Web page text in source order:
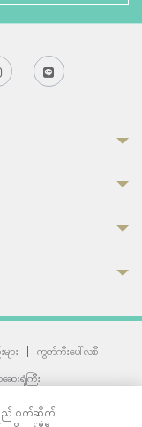
ျား |
ကွတ်ကီးပေါ်လစီ
ေးရုံကြီး
သည် ဝက်ဆိုက်